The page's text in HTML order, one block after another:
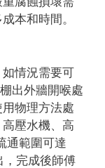
本和時間。
情況需要可
出外牆開喉處
物理方法處
壓水機、高
通範圍可達
，完成後師傅